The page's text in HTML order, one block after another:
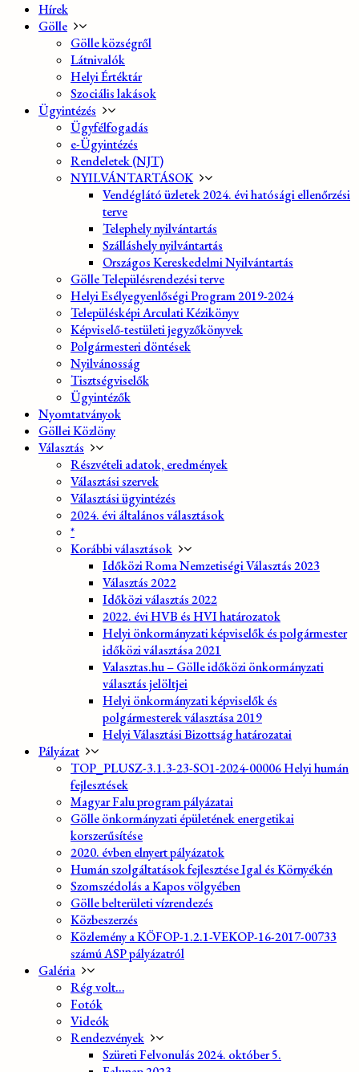
Hírek
Gölle
Gölle községről
Látnivalók
Helyi Értéktár
Szociális lakások
Ügyintézés
Ügyfélfogadás
e-Ügyintézés
Rendeletek (NJT)
NYILVÁNTARTÁSOK
Vendéglátó üzletek 2024. évi hatósági ellenőrzési
terve
Telephely nyilvántartás
Szálláshely nyilvántartás
Országos Kereskedelmi Nyilvántartás
Gölle Településrendezési terve
Helyi Esélyegyenlőségi Program 2019-2024
Településképi Arculati Kézikönyv
Képviselő-testületi jegyzőkönyvek
Polgármesteri döntések
Nyilvánosság
Tisztségviselők
Ügyintézők
Nyomtatványok
Göllei Közlöny
Választás
Részvételi adatok, eredmények
Választási szervek
Választási ügyintézés
2024. évi általános választások
*
Korábbi választások
Időközi Roma Nemzetiségi Választás 2023
Választás 2022
Időközi választás 2022
2022. évi HVB és HVI határozatok
Helyi önkormányzati képviselők és polgármester
időközi választása 2021
Valasztas.hu – Gölle időközi önkormányzati
választás jelöltjei
Helyi önkormányzati képviselők és
polgármesterek választása 2019
Helyi Választási Bizottság határozatai
Pályázat
TOP_PLUSZ-3.1.3-23-SO1-2024-00006 Helyi humán
fejlesztések
Magyar Falu program pályázatai
Gölle önkormányzati épületének energetikai
korszerűsítése
2020. évben elnyert pályázatok
Humán szolgáltatások fejlesztése Igal és Környékén
Szomszédolás a Kapos völgyében
Gölle belterületi vízrendezés
Közbeszerzés
Közlemény a KÖFOP-1.2.1-VEKOP-16-2017-00733
számú ASP pályázatról
Galéria
Rég volt…
Fotók
Videók
Rendezvények
Szüreti Felvonulás 2024. október 5.